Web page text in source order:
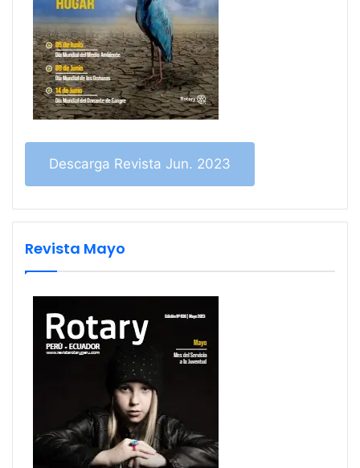
Descarga Revista Jun. 2023
Revista Mayo